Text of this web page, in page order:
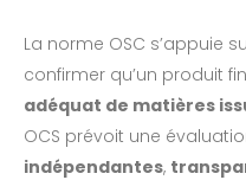
La norme OSC s’appuie
confirmer qu’un produit
adéquat de matières
OCS prévoit une
indépendantes,